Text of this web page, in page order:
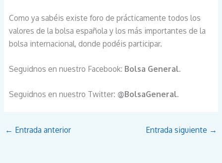
Como ya sabéis existe foro de prácticamente todos los
valores de la bolsa española y los más importantes de la
bolsa internacional, donde podéis participar.
Seguidnos en nuestro Facebook: Bolsa General.
Seguidnos en nuestro Twitter: @BolsaGeneral.
← Entrada anterior Entrada siguiente →